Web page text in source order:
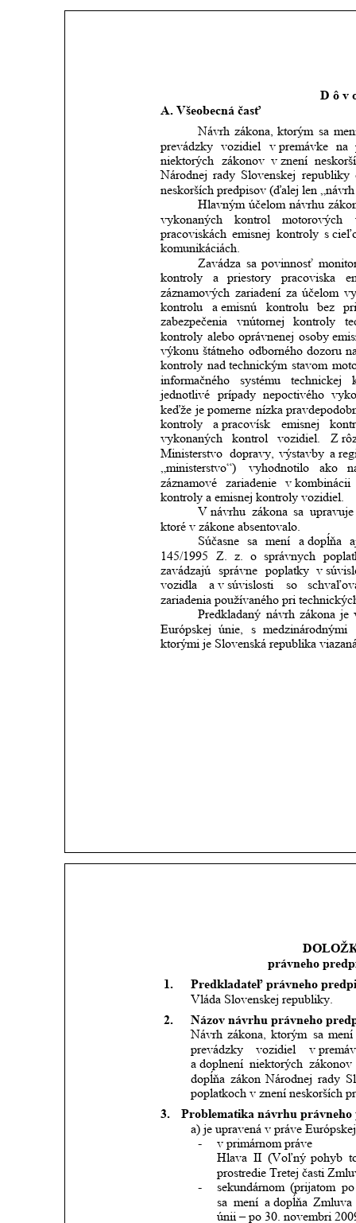
D ô v
A. Všeobecná časť
Návrh zákona, ktorým sa
prevádzky vozidiel v premávke na
niektorých
zákonov v znení
Národnej rady Slovenskej republiky
neskorších predpisov (ďalej len
Hlavným účelom návrhu
vykonaných
kontrol motorových
pracoviskách emisnej kontroly s
komunikáciách.
Zavádza sa povinnosť
kontroly
a priestory pracoviska
záznamových zariadení za účelom
kontrolu
a emisnú kontrolu bez
zabezpečenia
vnútornej kontroly
kontroly alebo oprávnenej osoby
výkonu štátneho odborného dozoru
kontroly nad technickým stavom
informačného
systému technickej
jednotlivé prípady nepoctivého
keďže je pomerne nízka
kontroly
a pracovísk emisnej
vykonaných
kontrol vozidiel.
Z
Ministerstvo dopravy, výstavby a
„ministerstvo“)
vyhodnotilo ako
záznamové
zariadenie
v kombinácii
kontroly a emisnej kontroly vozidiel.
V návrhu zákona sa upravuje
ktoré v zákone absentovalo.
Súčasne
sa mení a dopĺňa
145/1995
Z. z. o správnych
zavádzajú správne poplatky v
vozidla
a v súvislosti so
zariadenia používaného pri
Predkladaný návrh zákona je
Európskej
únie, s medzinárodnými
ktorými je Slovenská republika
právneho
1.
Predkladateľ právneho
Vláda Slovenskej republiky.
2.
Názov návrhu právneho
Návrh zákona, ktorým sa mení
prevádzky
vozidiel
v
a doplnení niektorých zákonov
dopĺňa zákon Národnej rady
poplatkoch v znení neskorších
3.
Problematika návrhu právneho
a) je upravená v práve
-
v primárnom práve
Hlava II (Voľný pohyb
prostredie Tretej časti
-
sekundárnom (prijatom po
sa mení a dopĺňa Zmluva
únii – po 30. novembri